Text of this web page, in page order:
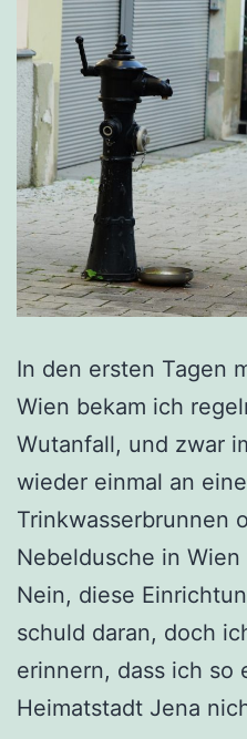
In den ersten Tagen
Wien bekam ich
Wutanfall, und zwar
wieder einmal an
Trinkwasserbrunnen
Nebeldusche in
Nein, diese
schuld daran, doch
erinnern, dass ich so
Heimatstadt Jena